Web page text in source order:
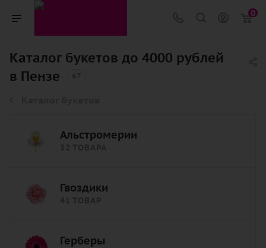
0
Каталог букетов до 4000 рублей
в Пензе
Альстромерии
Гвоздики
Герберы